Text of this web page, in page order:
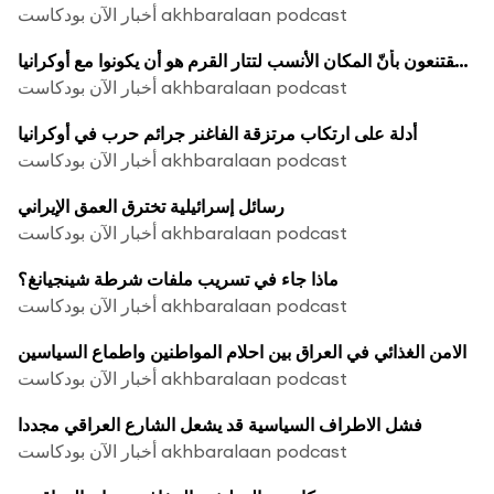
أخبار الآن بودكاست akhbaralaan podcast
مصطفى دزيمليف: مقتنعون بأنّ المكان الأنسب لتتار القرم هو أن يكونوا مع أوكرانيا
أخبار الآن بودكاست akhbaralaan podcast
أدلة على ارتكاب مرتزقة الفاغنر جرائم حرب في أوكرانيا
أخبار الآن بودكاست akhbaralaan podcast
رسائل إسرائيلية تخترق العمق الإيراني
أخبار الآن بودكاست akhbaralaan podcast
ماذا جاء في تسريب ملفات شرطة شينجيانغ؟
أخبار الآن بودكاست akhbaralaan podcast
الامن الغذائي في العراق بين احلام المواطنين واطماع السياسين
أخبار الآن بودكاست akhbaralaan podcast
فشل الاطراف السياسية قد يشعل الشارع العراقي مجددا
أخبار الآن بودكاست akhbaralaan podcast